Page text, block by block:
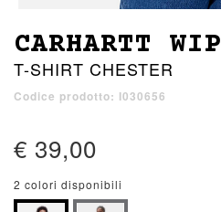
CARHARTT WIP
T-SHIRT CHESTER
Codice prodotto: I030656
€ 39,00
2 colori disponibili